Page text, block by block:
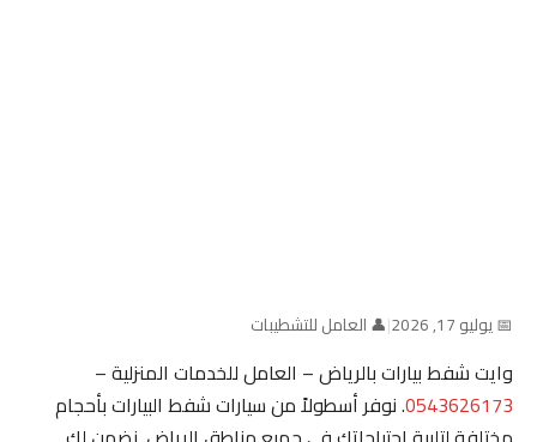
📅 يوليو 17, 2026 |👤 العامل للتشطيبات
وايت شفط بيارات بالرياض – العامل للخدمات المنزلية –
0543626173. نوفر أسطولاً من سيارات شفط البيارات بأحجام